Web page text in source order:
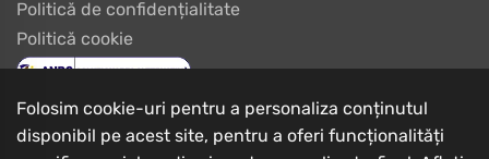
Politică de confidențialitate
Politică cookie
Folosim cookie-uri pentru a personaliza conținutul
disponibil pe acest site, pentru a oferi funcționalități